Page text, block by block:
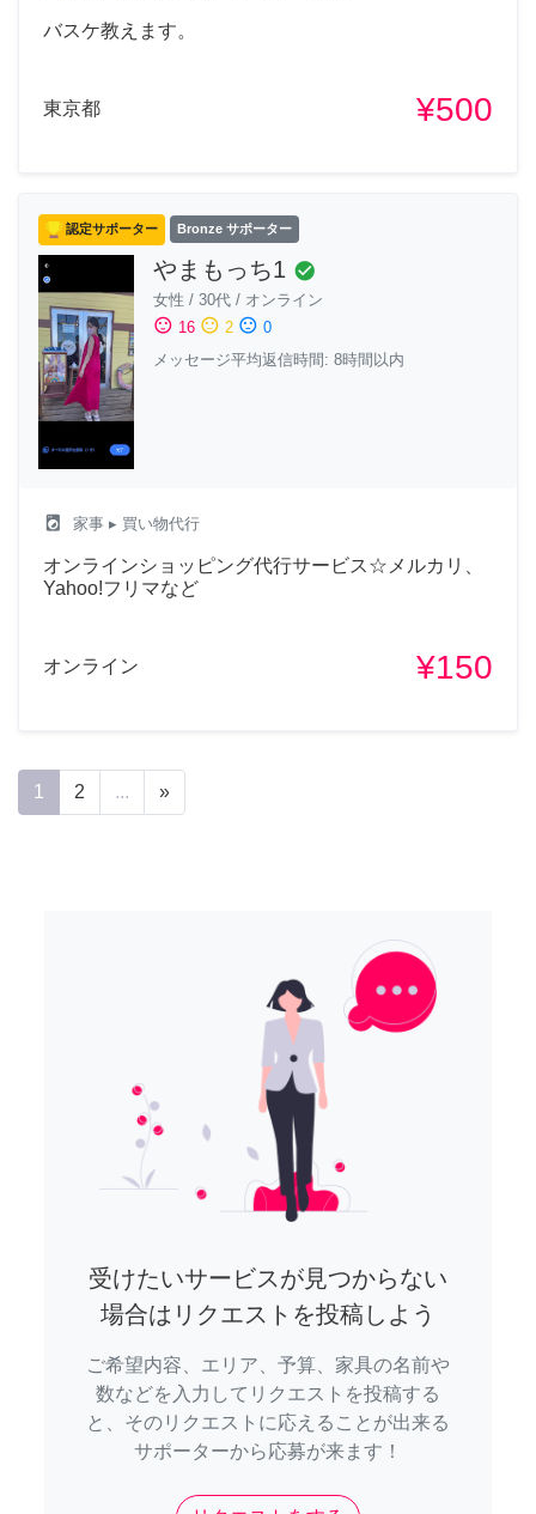
バスケ教えます。
東京都 ¥500
認定サポーター Bronze サポーター
やまもっち1 check_circle
女性 / 30代 / オンライン
sentiment_satisfied 16 sentiment_neutral 2 sentiment_dissatisfied 0
メッセージ平均返信時間: 8時間以内
local_laundry_service 家事 ▸ 買い物代行
オンラインショッピング代行サービス☆メルカリ、
Yahoo!フリマなど
オンライン ¥150
1 2 ... »
受けたいサービスが見つからない
場合はリクエストを投稿しよう
ご希望内容、エリア、予算、家具の名前や
数などを入力してリクエストを投稿する
と、そのリクエストに応えることが出来る
サポーターから応募が来ます！